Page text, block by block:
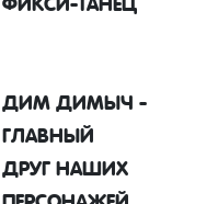
ДИМ ДИМЫЧ -
ГЛАВНЫЙ
ДРУГ НАШИХ